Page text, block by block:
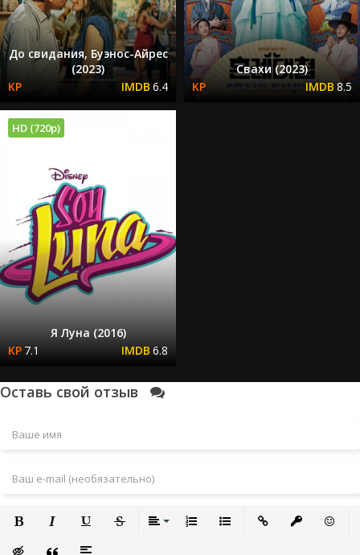
До свидания, Буэнос-Айрес
(2023)
6.4
Свахи (2023)
8.5
HD (720p)
Я Луна (2016)
7.1
6.8
Оставь свой отзыв
Полужирный